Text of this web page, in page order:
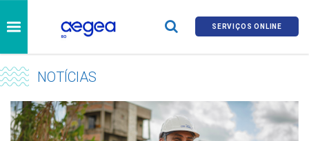
SERVIÇOS ONLINE
NOTÍCIAS